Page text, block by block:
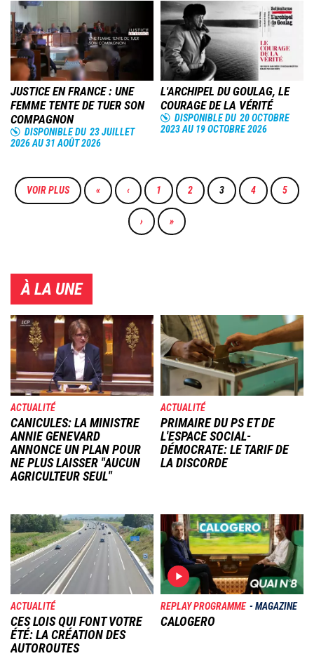
Image
JUSTICE EN FRANCE : UNE
FEMME TENTE DE TUER SON
COMPAGNON
DISPONIBLE DU 23 JUILLET
2026AU31 AOÛT 2026
Image
L'ARCHIPEL DU GOULAG, LE
COURAGE DE LA VÉRITÉ
DISPONIBLE DU 20 OCTOBRE
2023AU 19 OCTOBRE 2026
Pagination
VOIR PLUS
PREMIÈRE
PAGE
«
PAGE
PRÉCÉDENTE
‹ PAGE
1 PAGE
2
PAGE
COURANTE
3 PAGE
4 PAGE
5
PAGE
SUIVANTE
›
DERNIÈRE
PAGE
»
À LA UNE
Image
ACTUALITÉ
CANICULES: LA MINISTRE
ANNIE GENEVARD
ANNONCE UN PLAN POUR
NE PLUS LAISSER "AUCUN
AGRICULTEUR SEUL"
Image
ACTUALITÉ
PRIMAIRE DU PS ET DE
L'ESPACE SOCIAL-
DÉMOCRATE: LE TARIF DE
LA DISCORDE
Image
ACTUALITÉ
CES LOIS QUI FONT VOTRE
ÉTÉ: LA CRÉATION DES
AUTOROUTES
Image
REPLAY PROGRAMME MAGAZINE
CALOGERO